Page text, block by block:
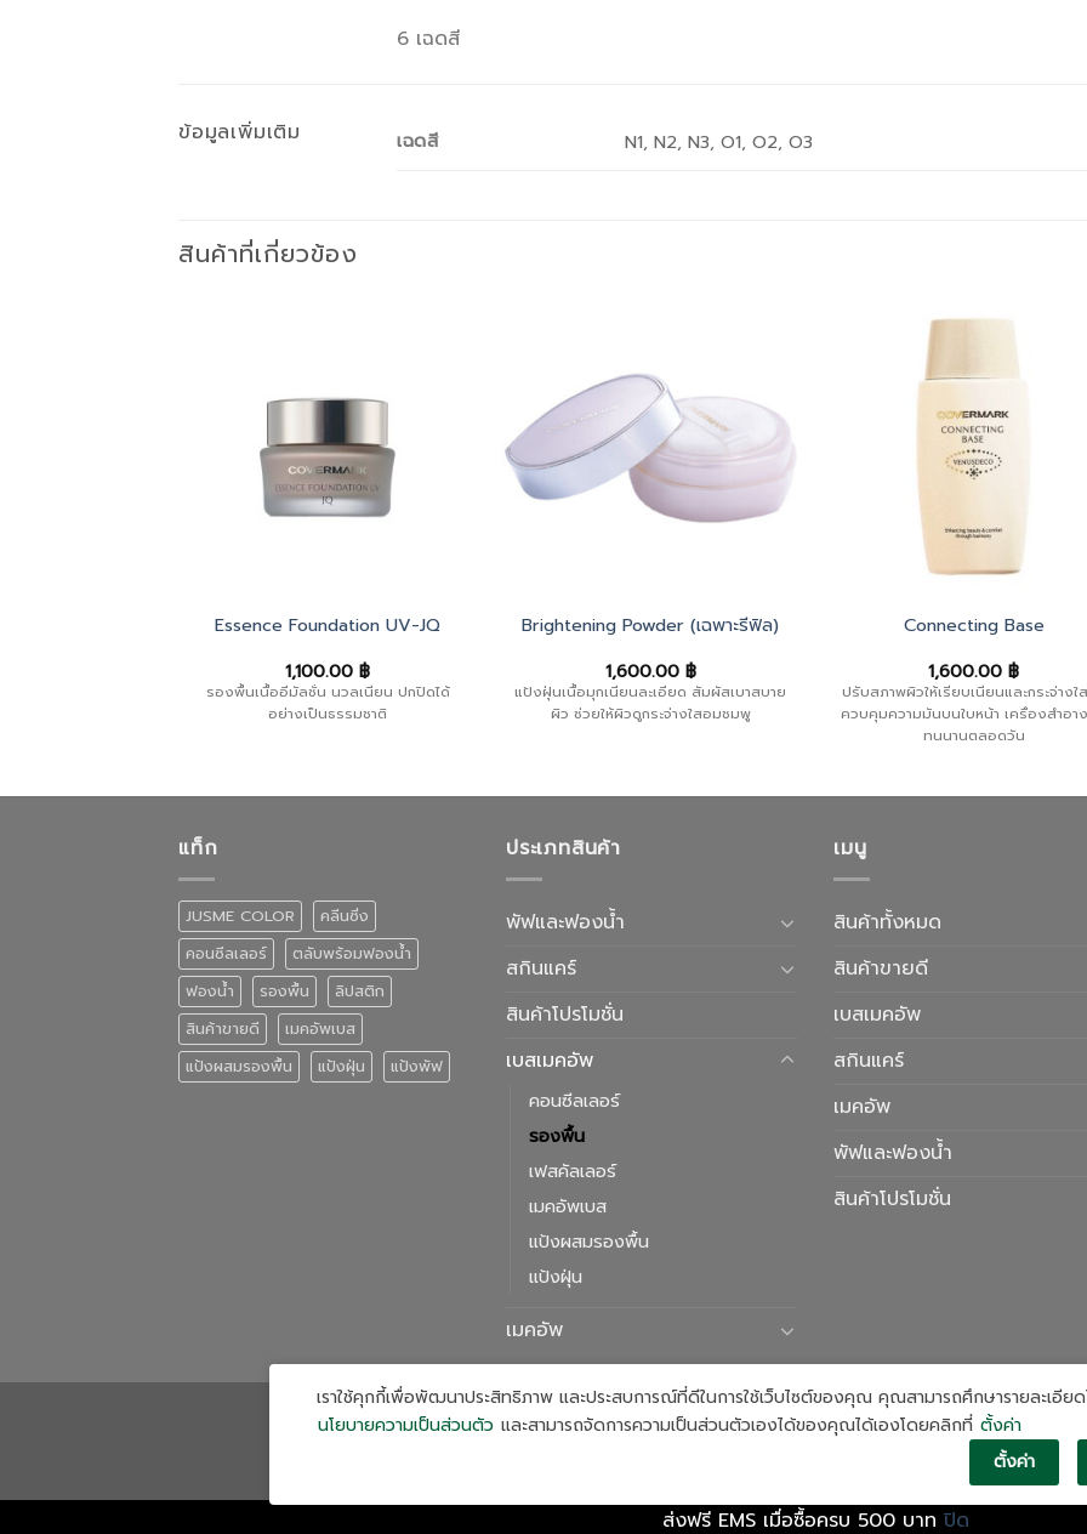
6 เฉดสี
ข้อมูลเพิ่มเติม เฉดสี N1, N2, N3, O1, O2, O3
สินค้าที่เกี่ยวข้อง
Essence Foundation UV-JQ
1,100.00฿
รองพื้นเนื้ออีมัลชั่น นวลเนียน ปกปิดได้
อย่างเป็นธรรมชาติ
Brightening Powder (เฉพาะรีฟิล)
1,600.00 ฿
แป้งฝุ่นเนื้อมุกเนียนละเอียด สัมผัสเบาสบาย
ผิว ช่วยให้ผิวดูกระจ่างใสอมชมพู
Connecting Base
1,600.00฿
ปรับสภาพผิวให้เรียบเนียนและกระจ่างใ
ควบคุมความมันบนใบหน้า เครื่องสำอา
ทนนานตลอดวัน
แท็ก
JUSME COLOR
คลีนซิ่ง
คอนซีลเลอร์
ตลับพร้อมฟองน้ำ
ฟองน้ำ
รองพื้น
ลิปสติก
สินค้าขายดี
เมคอัพเบส
แป้งผสมรองพื้น
แป้งฝุ่น แป้งพัฟ
ประเภทสินค้า
พัฟและฟองน้ำ
สกินแคร์
สินค้าโปรโมชั่น
เบสเมคอัพ
คอนซีลเลอร์
รองพื้น
เฟสคัลเลอร์
เมคอัพเบส
แป้งผสมรองพื้น
แป้งฝุ่น
เมคอัพ
เมนู
สินค้าทั้งหมด
สินค้าขายดี
เบสเมคอัพ
สกินแคร์
เมคอัพ
พัฟและฟองน้ำ
สินค้าโปรโมชั่น
ส่งฟรี EMS เมื่อซื้อครบ 500 บาท ปิด
เราใช้คุกกี้เพื่อพัฒนาประสิทธิภาพ และประสบการณ์ที่ดีในการใช้เว็บไซต์ของคุณ คุณสามารถศึกษารายละเอีย
นโยบายความเป็นส่วนตัว และสามารถจัดการความเป็นส่วนตัวเองได้ของคุณได้เองโดยคลิกที่ ตั้งค่า
ตั้งค่า